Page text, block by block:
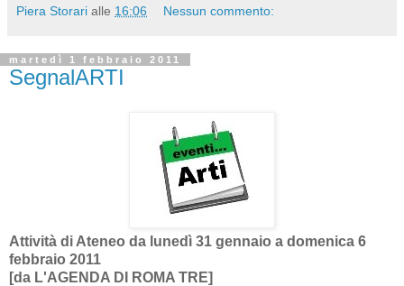
Piera Storari alle 16:06 Nessun commento:
martedì 1 febbraio 2011
SegnalARTI
Attività di Ateneo da lunedì 31 gennaio a domenica 6
febbraio 2011
[da L'AGENDA DI ROMA TRE]